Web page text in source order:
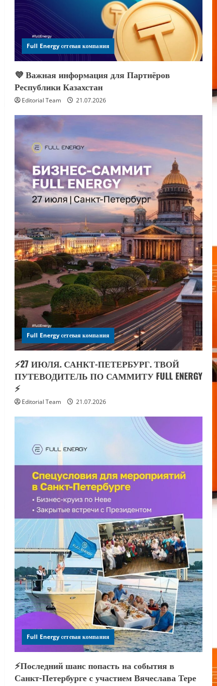
Full Energy сетевая компания
💜 Важная информация для Партнёров
Республики Казахстан
Editorial Team 21.07.2026
Full Energy сетевая компания
⚡️27 ИЮЛЯ. САНКТ-ПЕТЕРБУРГ. ТВОЙ
ПУТЕВОДИТЕЛЬ ПО САММИТУ FULL ENERGY
⚡️
Editorial Team 21.07.2026
Full Energy сетевая компания
⚡️Последний шанс попасть на события в
Санкт-Петербурге с участием Вячеслава Тере